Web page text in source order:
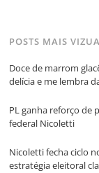
POSTS MAIS
Doce de marrom
delícia e me lembra
PL ganha reforço de
federal Nicoletti
Nicoletti fecha ciclo
estratégia eleitoral